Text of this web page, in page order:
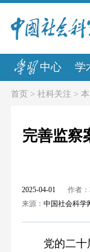
中心 学
首页> 社科关注 >
完善监察
2025-04-01 作者：
来源： 中国社会科学
党的二